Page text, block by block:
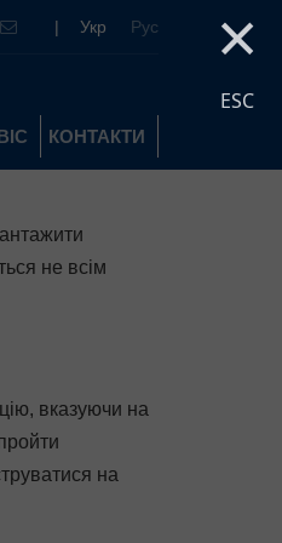
×
ESC
| Укр Рус
КОНТАКТИ
не всім
вказуючи на
на